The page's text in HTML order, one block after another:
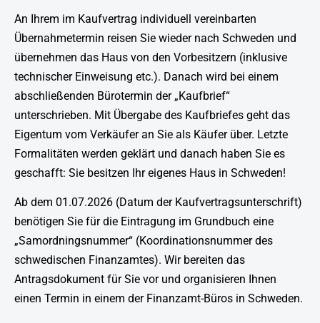
An Ihrem im Kaufvertrag individuell vereinbarten
Übernahmetermin reisen Sie wieder nach Schweden und
übernehmen das Haus von den Vorbesitzern (inklusive
technischer Einweisung etc.). Danach wird bei einem
abschließenden Bürotermin der „Kaufbrief“
unterschrieben. Mit Übergabe des Kaufbriefes geht das
Eigentum vom Verkäufer an Sie als Käufer über. Letzte
Formalitäten werden geklärt und danach haben Sie es
geschafft: Sie besitzen Ihr eigenes Haus in Schweden!
Ab dem 01.07.2026 (Datum der Kaufvertragsunterschrift)
benötigen Sie für die Eintragung im Grundbuch eine
„Samordningsnummer“ (Koordinationsnummer des
schwedischen Finanzamtes). Wir bereiten das
Antragsdokument für Sie vor und organisieren Ihnen
einen Termin in einem der Finanzamt-Büros in Schweden.